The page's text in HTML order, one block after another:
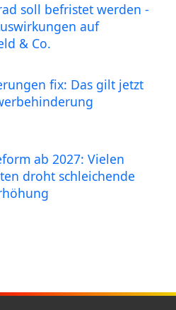
soll befristet werden -
auf
& Co.
fix: Das gilt jetzt
ab 2027: Vielen
droht schleichende